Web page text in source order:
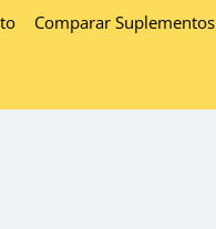
Comparar Suplementos